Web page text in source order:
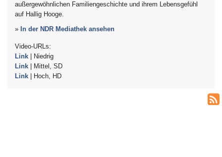
außergewöhnlichen Familiengeschichte und ihrem Lebensgefühl
auf Hallig Hooge.
» In der NDR Mediathek ansehen
Video-URLs:
Link | Niedrig
Link | Mittel, SD
Link | Hoch, HD